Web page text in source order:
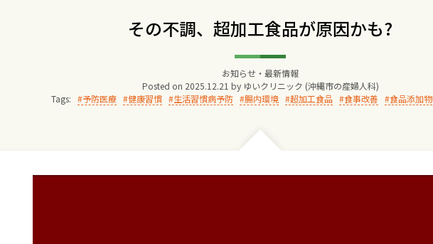
その不調、超加工食品が原因かも?
お知らせ・最新情報
Posted on 2025.12.21 by ゆいクリニック (沖縄市の産婦人科)
Tags:
予防医療 健康習慣 生活習慣病予防 腸内環境 超加工食品 食事改善 食品添加物
交通アクセス
院長からのごあいさつ
ゆいクリニックの経営理念
診療料金
妊婦健診